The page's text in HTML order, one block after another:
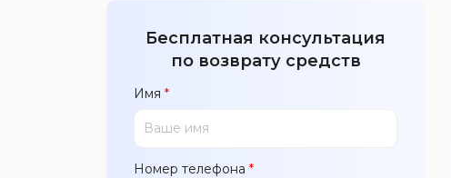
Бесплатная консультация
по возврату средств
Имя *
Номер телефона *